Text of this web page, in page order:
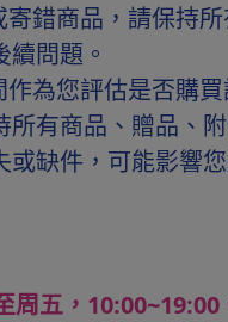
錯商品，請保持
續問題。
為您評估是否購
有商品、贈品、
缺件，可能影響
周五，10:00~19:00